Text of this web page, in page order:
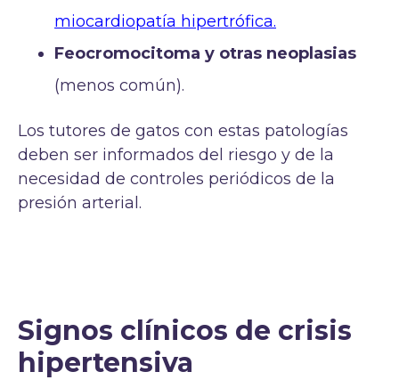
miocardiopatía hipertrófica.
Feocromocitoma y otras neoplasias
(menos común).
Los tutores de gatos con estas patologías
deben ser informados del riesgo y de la
necesidad de controles periódicos de la
presión arterial.
Signos clínicos de crisis
hipertensiva